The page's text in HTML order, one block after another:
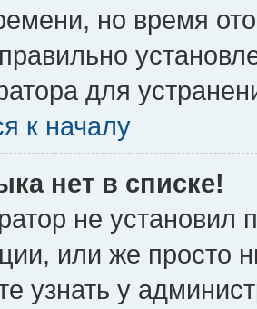
но время
для
к началу
нет в списке!
не установил
или же просто
узнать у